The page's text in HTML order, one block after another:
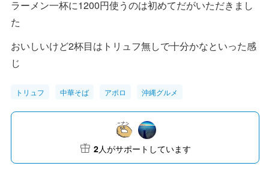
ラーメン一杯に1200円使うのは初めてだがいただきまし
た
おいしいけど2杯目はトリュフ無しで十分かなといった感
じ
トリュフ 中華そば アポロ 沖縄グルメ
2人がサポートしています